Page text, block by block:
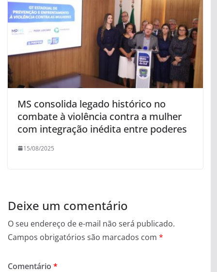
MS consolida legado histórico no
combate à violência contra a mulher
com integração inédita entre poderes
15/08/2025
Deixe um comentário
O seu endereço de e-mail não será publicado.
Campos obrigatórios são marcados com *
Comentário *